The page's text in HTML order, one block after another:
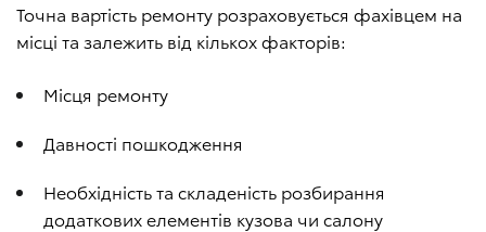
Точна вартість ремонту розраховується фахівцем на
місці та залежить від кількох факторів:
Місця ремонту
Давності пошкодження
Необхідність та складеність розбирання
додаткових елементів кузова чи салону